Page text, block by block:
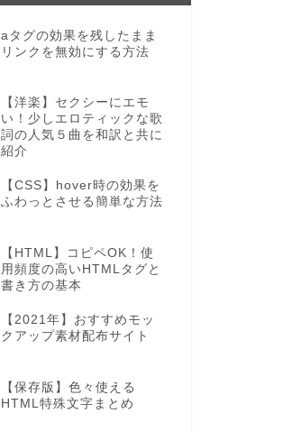
aタグの効果を残したまま
リンクを無効にする方法
【洋楽】セクシーにエモ
い！少しエロティックな歌
詞の人気５曲を和訳と共に
紹介
【CSS】hover時の効果を
ふわっとさせる簡単な方法
【HTML】コピペOK！使
用頻度の高いHTMLタグと
書き方の基本
【2021年】おすすめモッ
クアップ素材配布サイト
【保存版】色々使える
HTML特殊文字まとめ